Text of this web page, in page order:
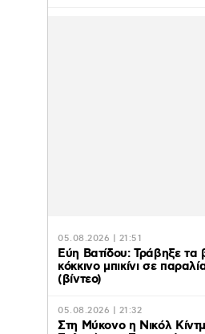
05.08.2026 | 21:51
Εύη Βατίδου: Τράβηξε τα
κόκκινο μπικίνι σε
(βίντεο)
05.08.2026 | 21:32
Στη Μύκονο η Νικόλ